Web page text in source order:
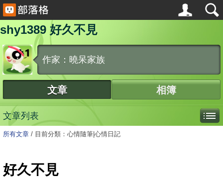
shy1389 好久不見
作家：曉呆家族
文章 相簿
文章列表
所有文章 / 目前分類：心情隨筆|心情日記
好久不見